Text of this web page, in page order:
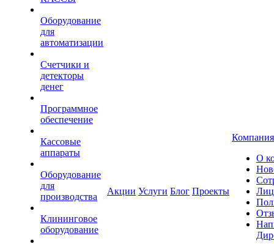
Оборудование
для
автоматизации
Счетчики и
детекторы
денег
Программное
обеспечение
Кассовые
аппараты
Оборудование
для
производства
Клининговое
оборудование
Акции Услуги Блог Проекты
Компания
О